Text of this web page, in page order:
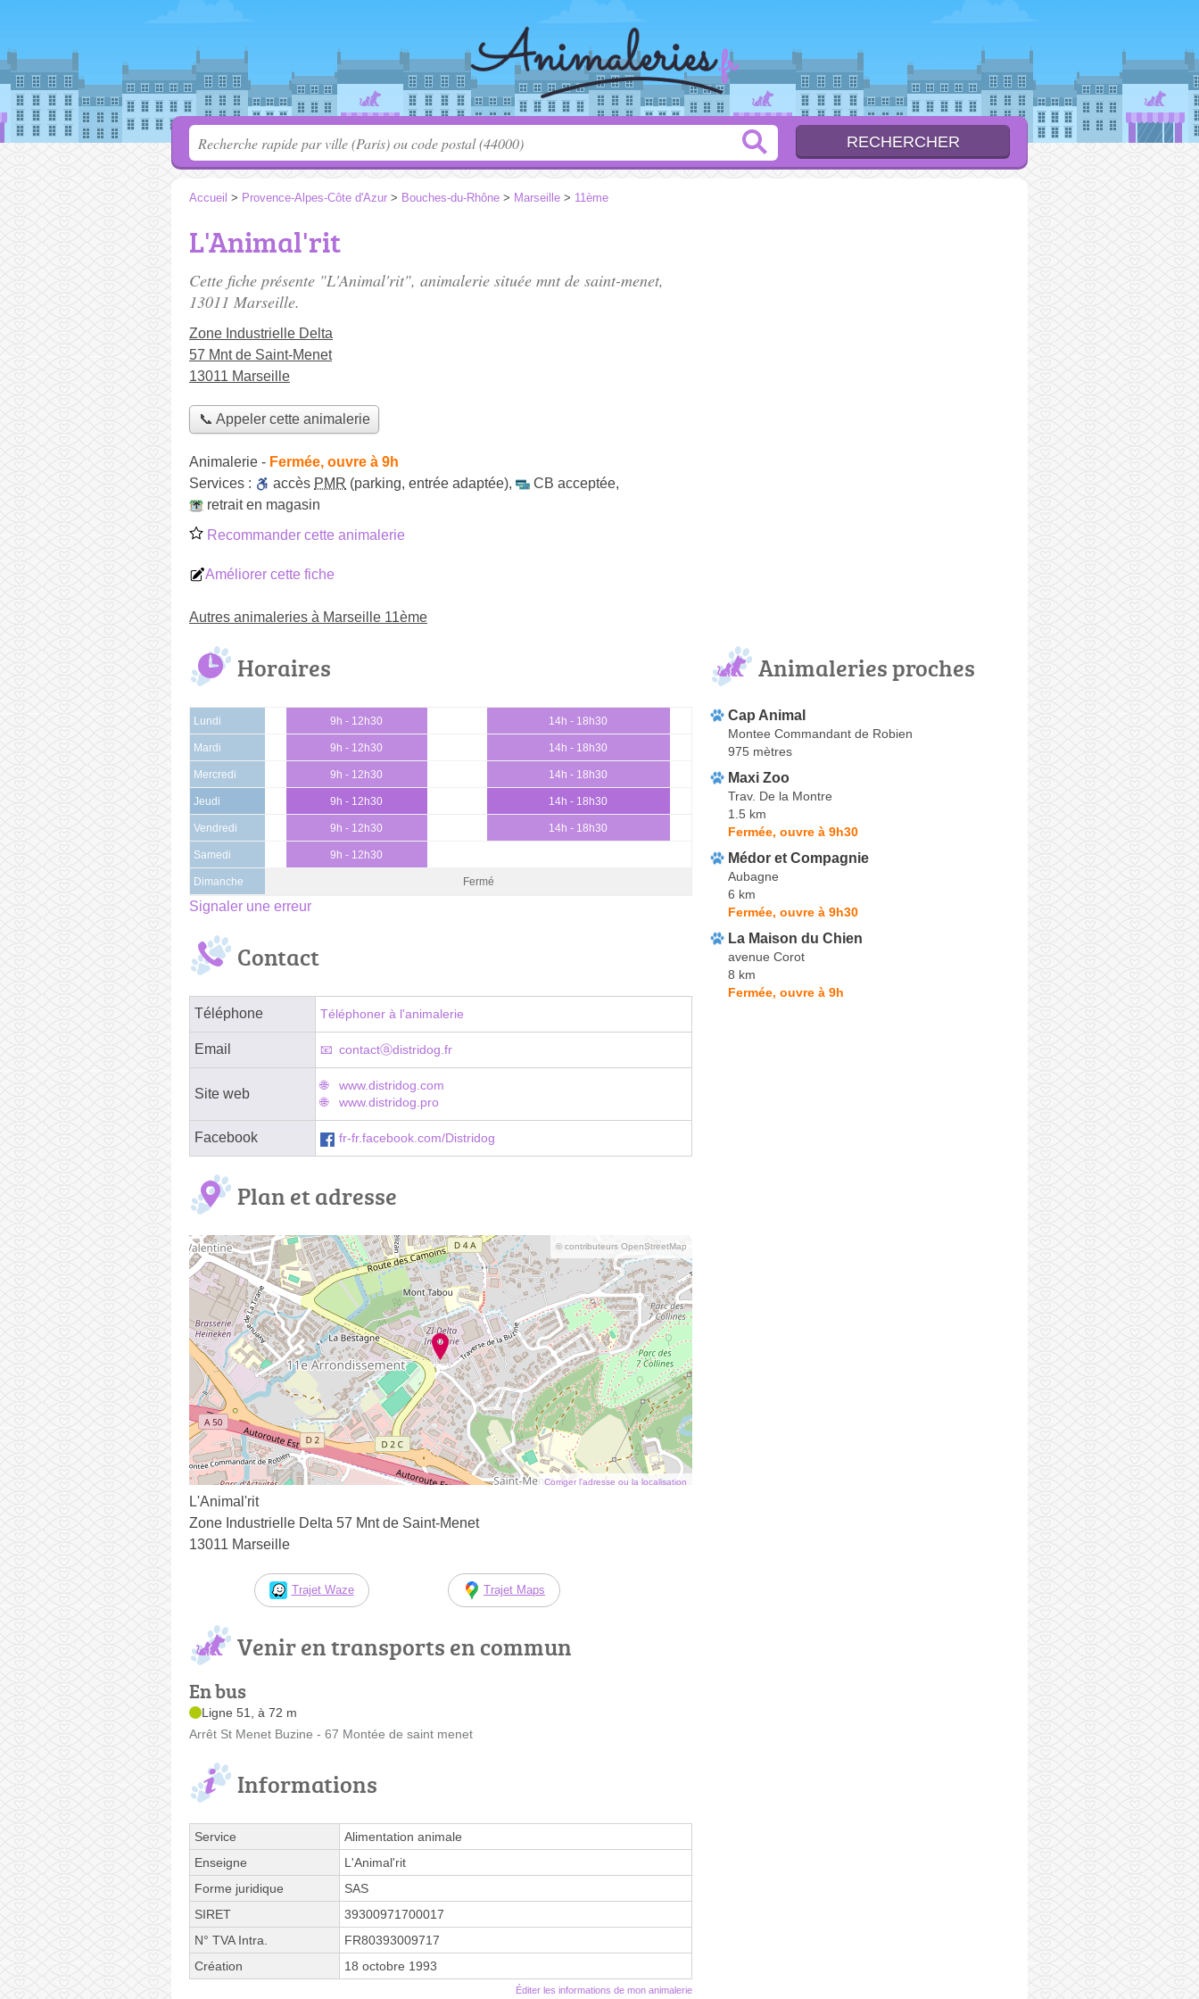
Accueil > Provence-Alpes-Côte d'Azur > Bouches-du-Rhône > Marseille > 11ème
L'Animal'rit
Cette fiche présente "L'Animal'rit", animalerie située mnt de saint-menet,
13011 Marseille.
Zone Industrielle Delta
57 Mnt de Saint-Menet
13011 Marseille
📞 Appeler cette animalerie
Animalerie - Fermée, ouvre à 9h
Services :
accès PMR (parking, entrée adaptée), CB acceptée,
retrait en magasin
Recommander cette animalerie
Améliorer cette fiche
Autres animaleries à Marseille 11ème
Horaires
Lundi 9h - 12h30 14h - 18h30
Mardi 9h - 12h30 14h - 18h30
Mercredi 9h - 12h30 14h - 18h30
Jeudi 9h - 12h30 14h - 18h30
Vendredi 9h - 12h30 14h - 18h30
Samedi 9h - 12h30
Dimanche Fermé
Signaler une erreur
Contact
Téléphone Téléphoner à l'animalerie
Email contactⓐdistridog.fr
Site web
www.distridog.com
www.distridog.pro
Facebook fr-fr.facebook.com/Distridog
Plan et adresse
© contributeurs OpenStreetMap
Corriger l’adresse ou la localisation
L'Animal'rit
Zone Industrielle Delta 57 Mnt de Saint-Menet
13011 Marseille
Trajet Waze Trajet Maps
Venir en transports en commun
En bus
Ligne 51, à 72 m
Arrêt St Menet Buzine - 67 Montée de saint menet
Informations
Service
Alimentation animale
Enseigne
L'Animal'rit
Forme juridique
SAS
SIRET
39300971700017
N° TVA Intra.
FR80393009717
Création
18 octobre 1993
Éditer les informations de mon animalerie
Animaleries proches
Cap Animal
Montee Commandant de Robien
975 mètres
Maxi Zoo
Trav. De la Montre
1.5 km
Fermée, ouvre à 9h30
Médor et Compagnie
Aubagne
6 km
Fermée, ouvre à 9h30
La Maison du Chien
avenue Corot
8 km
Fermée, ouvre à 9h